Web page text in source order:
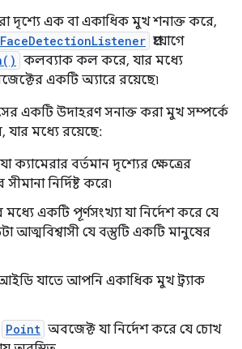
দৃশ্যে এক বা একাধিক মুখ শনাক্ত করে,
প্রয়োগে
কলব্যাক কল করে, যার মধ্যে
একটি অ্যারে রয়েছে৷
একটি উদাহরণ সনাক্ত করা মুখ সম্পর্কে
যার মধ্যে রয়েছে:
যা ক্যামেরার বর্তমান দৃশ্যের ক্ষেত্রের
নির্দিষ্ট করে৷
একটি পূর্ণসংখ্যা যা নির্দেশ করে যে
আত্মবিশ্বাসী যে বস্তুটি একটি মানুষের
যাতে আপনি একাধিক মুখ ট্র্যাক
Point অবজেক্ট যা নির্দেশ করে যে চোখ